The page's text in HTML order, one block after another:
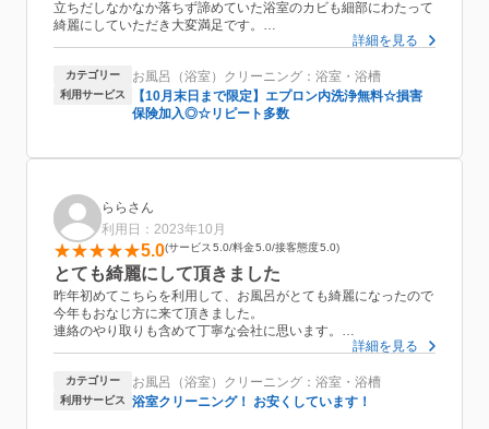
立ちだしなかなか落ちず諦めていた浴室のカビも細部にわたって
綺麗にしていただき大変満足です。
お仕事とはいえ、強い塩素の臭いのなか時折せきや鼻水をすする
自分自身ではこれまで綺麗にできませんし、だからこそこれだけ
カビを残してきた訳ですから、流石がプロの仕上がりと感心しき
いただきたいとおもいます。
本日はありがとうございました。
詳細を見る
カテゴリー お風呂（浴室）クリーニング：浴室・浴槽
利用サービス
【10月末日まで限定】エプロン内洗浄無料☆損害
保険加入◎☆リピート多数
ららさん
利用日：2023年10月
5.0 サービス 5.0 料金5.0 接客態度5.0
とても綺麗にして頂きました
昨年初めてこちらを利用して、お風呂がとても綺麗になったので
今年もおなじ方に来て頂きました。
連絡のやり取りも含めて丁寧な会社に思います。
今年も手の届かない高い所、あらゆる隅々まで綺麗にしてくださ
先程気持ちの良いお風呂に入ってきました。
消費者として、お値段が安いのはありがたいのですが、
詳細を見る
カテゴリー お風呂（浴室）クリーニング：浴室・浴槽
利用サービス 浴室クリーニング！ お安くしています！